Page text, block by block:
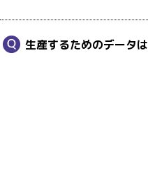
生産するためのデータ